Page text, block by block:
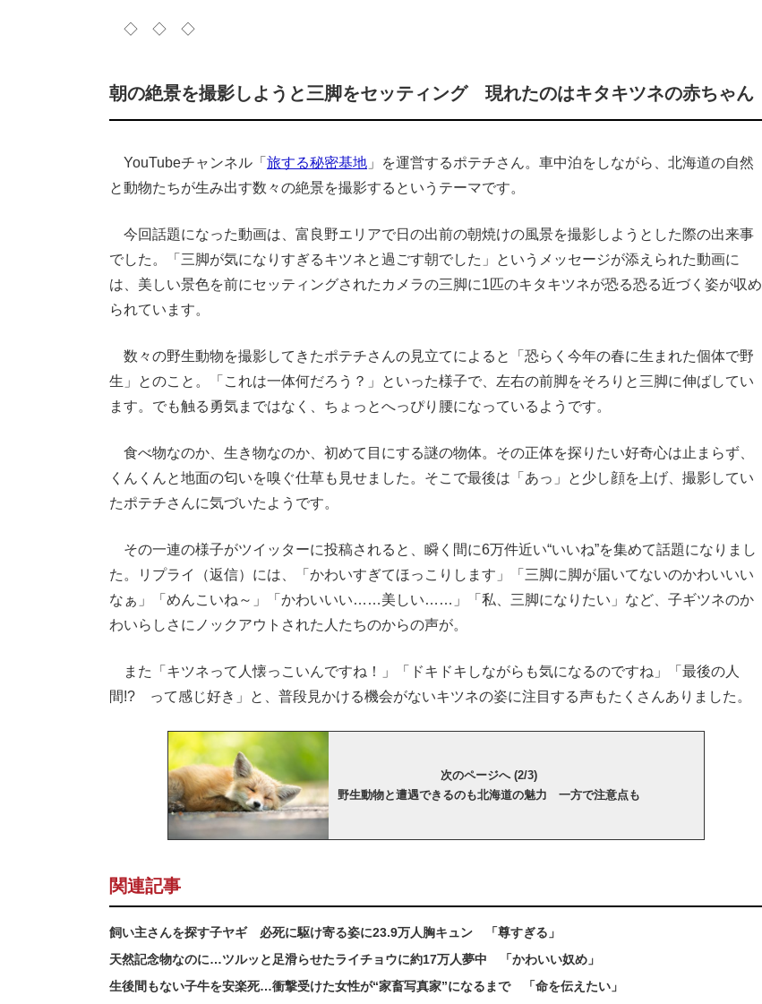
◇ ◇ ◇
朝の絶景を撮影しようと三脚をセッティング 現れたのはキタキツネの赤ちゃん
YouTubeチャンネル「 旅する秘密基地 」を運営するポテチさん。車中泊をしながら、北海道の自然
と動物たちが生み出す数々の絶景を撮影するというテーマです。
今回話題になった動画は、富良野エリアで日の出前の朝焼けの風景を撮影しようとした際の出来事
でした。「三脚が気になりすぎるキツネと過ごす朝でした」というメッセージが添えられた動画に
は、美しい景色を前にセッティングされたカメラの三脚に1匹のキタキツネが恐る恐る近づく姿が収め
られています。
数々の野生動物を撮影してきたポテチさんの見立てによると「恐らく今年の春に生まれた個体で野
生」とのこと。「これは一体何だろう？」といった様子で、左右の前脚をそろりと三脚に伸ばしてい
ます。でも触る勇気まではなく、ちょっとへっぴり腰になっているようです。
食べ物なのか、生き物なのか、初めて目にする謎の物体。その正体を探りたい好奇心は止まらず、
くんくんと地面の匂いを嗅ぐ仕草も見せました。そこで最後は「あっ」と少し顔を上げ、撮影してい
たポテチさんに気づいたようです。
その一連の様子がツイッターに投稿されると、瞬く間に6万件近い“いいね”を集めて話題になりまし
た。リプライ（返信）には、「かわいすぎてほっこりします」「三脚に脚が届いてないのかわいいい
なぁ」「めんこいね～」「かわいいい……美しい……」「私、三脚になりたい」など、子ギツネのか
わいらしさにノックアウトされた人たちのからの声が。
また「キツネって人懐っこいんですね！」「ドキドキしながらも気になるのですね」「最後の人
間!? って感じ好き」と、普段見かける機会がないキツネの姿に注目する声もたくさんありました。
次のページへ (2/3)
野生動物と遭遇できるのも北海道の魅力 一方で注意点も
関連記事
飼い主さんを探す子ヤギ 必死に駆け寄る姿に23.9万人胸キュン 「尊すぎる」
天然記念物なのに…ツルッと足滑らせたライチョウに約17万人夢中 「かわいい奴め」
生後間もない子牛を安楽死…衝撃受けた女性が“家畜写真家”になるまで 「命を伝えたい」